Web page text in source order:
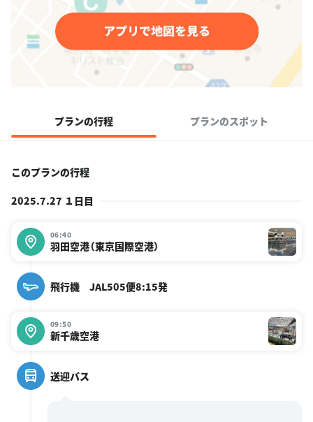
プランの行程 プランのスポット
このプランの行程
2025.7.27 １日目
06:40
羽田空港（東京国際空港）
飛行機 JAL505便8:15発
09:50
新千歳空港
送迎バス